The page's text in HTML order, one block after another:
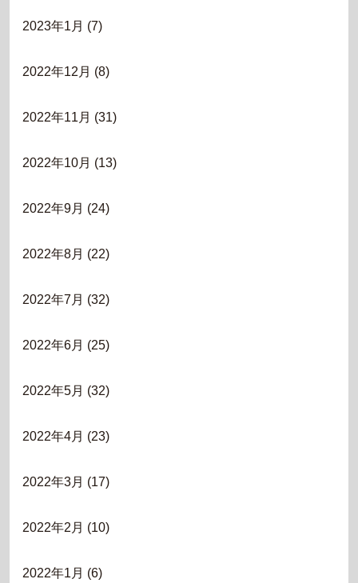
2023年1月 (7)
2022年12月 (8)
2022年11月 (31)
2022年10月 (13)
2022年9月 (24)
2022年8月 (22)
2022年7月 (32)
2022年6月 (25)
2022年5月 (32)
2022年4月 (23)
2022年3月 (17)
2022年2月 (10)
2022年1月 (6)